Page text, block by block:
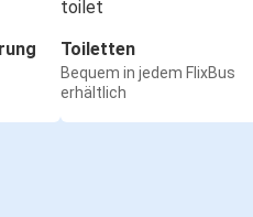
Toiletten
Bequem in jedem FlixBus
erhältlich